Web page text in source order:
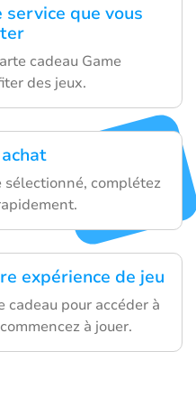
service que vous
cadeau Game
des jeux.
sélectionné, complétez
expérience de jeu
cadeau pour accéder à
à jouer.